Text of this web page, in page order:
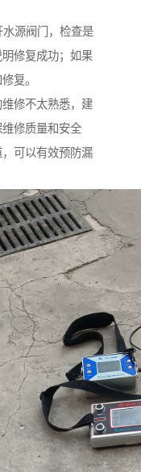
源阀门，检查是
修复成功；如果
复。
修不太熟悉，建
修质量和安全
可以有效预防漏